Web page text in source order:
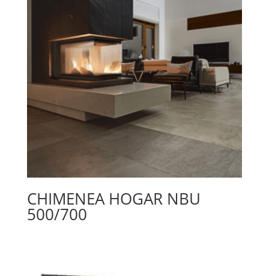
CHIMENEA HOGAR NBU
500/700